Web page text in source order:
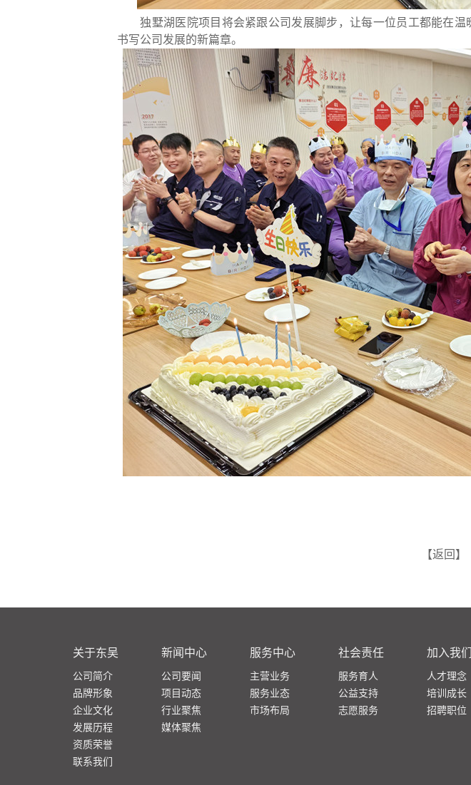
独墅湖医院项目将会紧跟公司发展脚步，让每一位员工都能在
书写公司发展的新篇章。
【返回】
关于东吴
公司简介
品牌形象
企业文化
发展历程
资质荣誉
联系我们
新闻中心
公司要闻
项目动态
行业聚焦
媒体聚焦
服务中心
主营业务
服务业态
市场布局
社会责任
服务育人
公益支持
志愿服务
加入我们
人才理念
培训成长
招聘职位